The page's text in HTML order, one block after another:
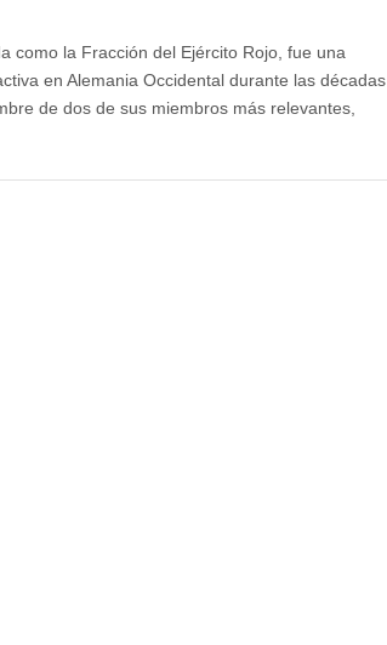
como la Fracción del Ejército Rojo, fue una
en Alemania Occidental durante las décadas
de dos de sus miembros más relevantes,